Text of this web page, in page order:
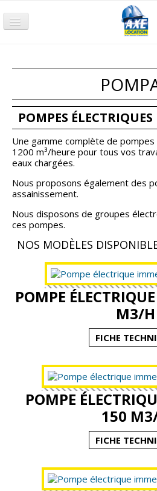
Nacelle
Chariot
Groupe
Pompage
Qui sommes-
Nos
Actualités
Contact
POMPES ÉLECTRIQUES
Une gamme complète de
1200 m³/heure pour tous vos
eaux chargées.
Nous proposons également des
assainissement.
Nous disposons de groupes
ces pompes.
NOS MODÈLES
POMPE
M3/H
FICHE
POMPE
150
FICHE